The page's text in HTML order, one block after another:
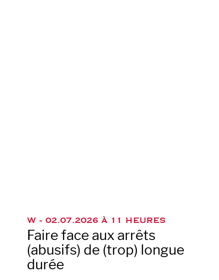
W - 02.07.2026 À 11 HEURES
Faire face aux arrêts
(abusifs) de (trop) longue
durée